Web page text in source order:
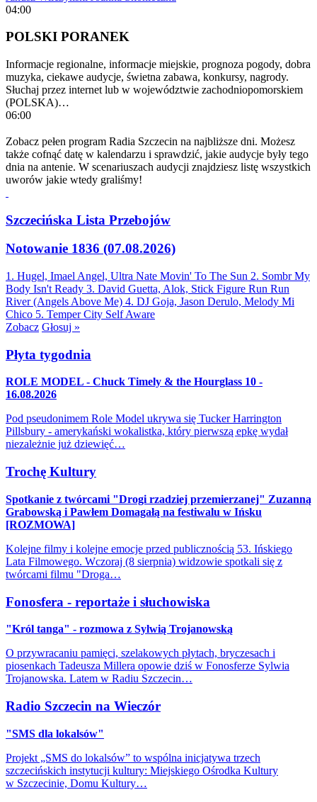
04:00
POLSKI PORANEK
Informacje regionalne, informacje miejskie, prognoza pogody, dobra
muzyka, ciekawe audycje, świetna zabawa, konkursy, nagrody.
Słuchaj przez internet lub w województwie zachodniopomorskiem
(POLSKA)…
06:00
Zobacz pełen program Radia Szczecin na najbliższe dni. Możesz
także cofnąć datę w kalendarzu i sprawdzić, jakie audycje były tego
dnia na antenie. W scenariuszach audycji znajdziesz listę wszystkich
uworów jakie wtedy graliśmy!
Szczecińska Lista Przebojów
Notowanie 1836 (07.08.2026)
1. Hugel, Imael Angel, Ultra Nate Movin' To The Sun 2. Sombr My
Body Isn't Ready 3. David Guetta, Alok, Stick Figure Run Run
River (Angels Above Me) 4. DJ Goja, Jason Derulo, Melody Mi
Chico 5. Temper City Self Aware
Zobacz Głosuj »
Płyta tygodnia
ROLE MODEL - Chuck Timely & the Hourglass 10 -
16.08.2026
Pod pseudonimem Role Model ukrywa się Tucker Harrington
Pillsbury - amerykański wokalistka, który pierwszą epkę wydał
niezależnie już dziewięć…
Trochę Kultury
Spotkanie z twórcami "Drogi rzadziej przemierzanej" Zuzanną
Grabowską i Pawłem Domagałą na festiwalu w Ińsku
[ROZMOWA]
Kolejne filmy i kolejne emocje przed publicznością 53. Ińskiego
Lata Filmowego. Wczoraj (8 sierpnia) widzowie spotkali się z
twórcami filmu "Droga…
Fonosfera - reportaże i słuchowiska
"Król tanga" - rozmowa z Sylwią Trojanowską
O przywracaniu pamięci, szelakowych płytach, bryczesach i
piosenkach Tadeusza Millera opowie dziś w Fonosferze Sylwia
Trojanowska. Latem w Radiu Szczecin…
Radio Szczecin na Wieczór
"SMS dla lokalsów"
Projekt „SMS do lokalsów” to wspólna inicjatywa trzech
szczecińskich instytucji kultury: Miejskiego Ośrodka Kultury
w Szczecinie, Domu Kultury…